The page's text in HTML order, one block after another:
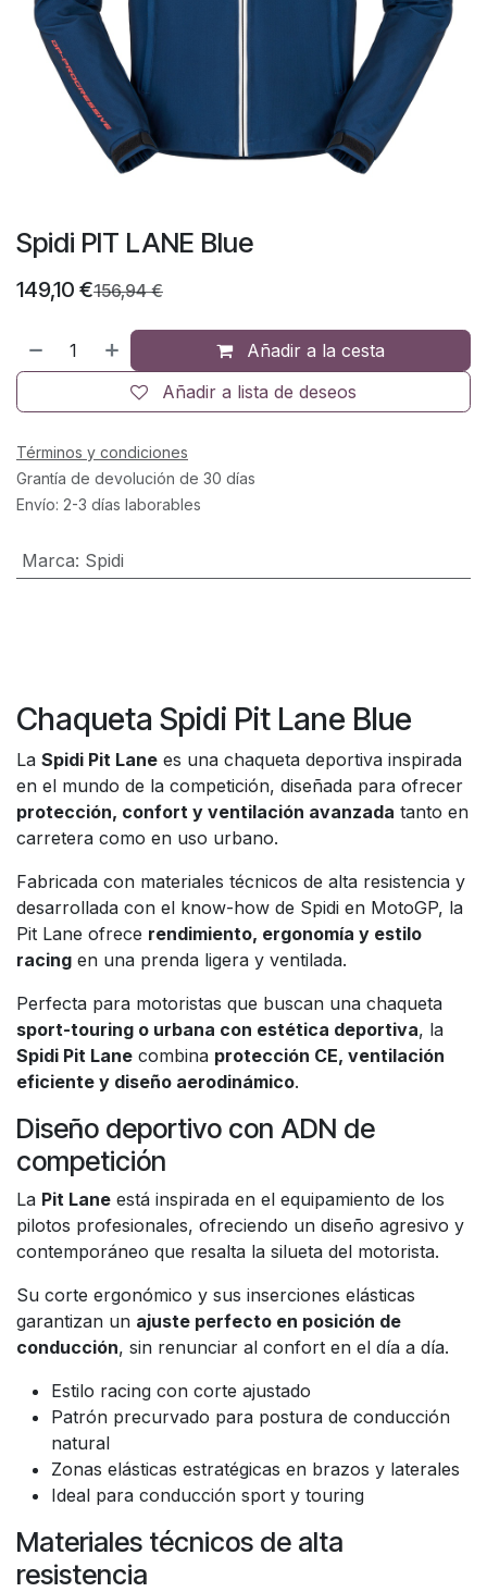
Spidi PIT LANE Blue
149,10 €156,94€
Añadir a la cesta
Añadir a lista de deseos
Términos y condiciones
Grantía de devolución de 30 días
Envío: 2-3 días laborables
Marca: Spidi
Chaqueta Spidi Pit Lane Blue
La Spidi Pit Lane es una chaqueta deportiva inspirada
en el mundo de la competición, diseñada para ofrecer
protección, confort y ventilación avanzada tanto en
carretera como en uso urbano.
Fabricada con materiales técnicos de alta resistencia y
desarrollada con el know-how de Spidi en MotoGP, la
Pit Lane ofrece rendimiento, ergonomía y estilo
racing en una prenda ligera y ventilada.
Perfecta para motoristas que buscan una chaqueta
sport-touring o urbana con estética deportiva, la
Spidi Pit Lane combina protección CE, ventilación
eficiente y diseño aerodinámico.
Diseño deportivo con ADN de
competición
La Pit Lane está inspirada en el equipamiento de los
pilotos profesionales, ofreciendo un diseño agresivo y
contemporáneo que resalta la silueta del motorista.
Su corte ergonómico y sus inserciones elásticas
garantizan un ajuste perfecto en posición de
conducción, sin renunciar al confort en el día a día.
Estilo racing con corte ajustado
Patrón precurvado para postura de conducción
natural
Zonas elásticas estratégicas en brazos y laterales
Ideal para conducción sport y touring
Materiales técnicos de alta
resistencia